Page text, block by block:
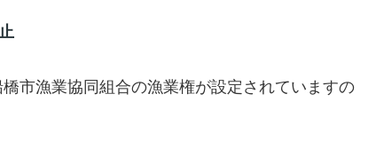
市漁業協同組合の漁業権が設定されていますの